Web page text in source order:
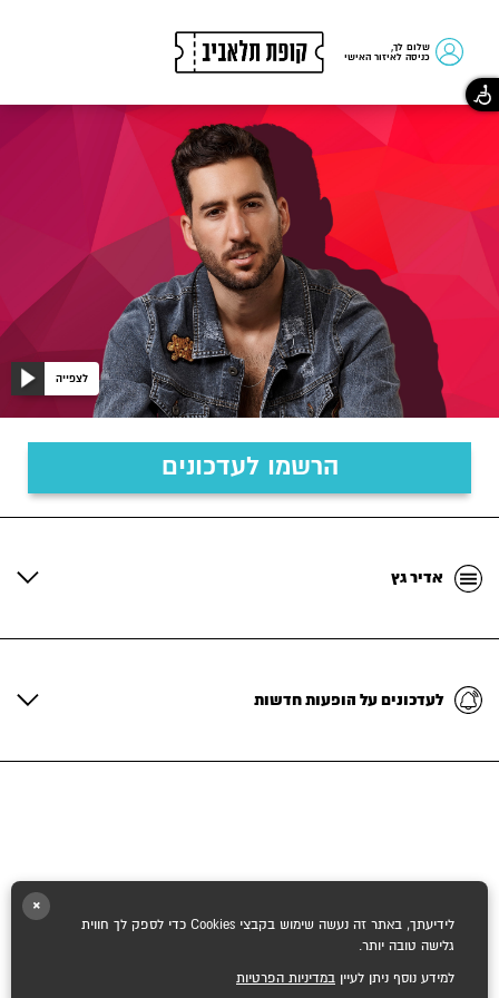
שלום לך,
כניסה לאיזור האישי
לצפייה
הרשמו לעדכונים
אדיר גץ
לעדכונים על הופעות חדשות
×
לידיעתך, באתר זה נעשה שימוש בקבצי Cookies כדי לספק לך חווית
גלישה טובה יותר.
למידע נוסף ניתן לעיין במדיניות הפרטיות